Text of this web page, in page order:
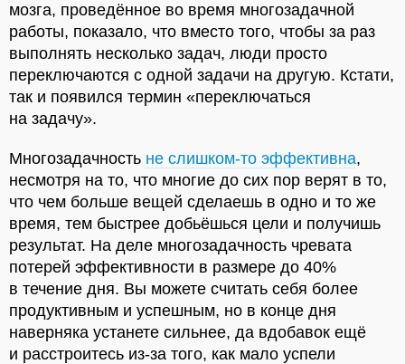
мозга, проведённое во время многозадачной
работы, показало, что вместо того, чтобы за раз
выполнять несколько задач, люди просто
переключаются с одной задачи на другую. Кстати,
так и появился термин «переключаться
на задачу».
Многозадачность не слишком-то эффективна,
несмотря на то, что многие до сих пор верят в то,
что чем больше вещей сделаешь в одно и то же
время, тем быстрее добьёшься цели и получишь
результат. На деле многозадачность чревата
потерей эффективности в размере до 40%
в течение дня. Вы можете считать себя более
продуктивным и успешным, но в конце дня
наверняка устанете сильнее, да вдобавок ещё
и расстроитесь из-за того, как мало успели